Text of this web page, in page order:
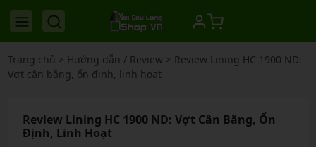
Trang chủ > Hướng dẫn / Review> Review Lining HC 1900 ND:
Vợt cân bằng, ổn định, linh hoạt
Review Lining HC 1900 ND: Vợt Cân Bằng, Ổn
Định, Linh Hoạt